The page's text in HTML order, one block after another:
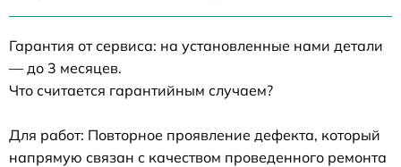
Гарантия от сервиса: на установленные нами детали
— до 3 месяцев.
Что считается гарантийным случаем?
Для работ: Повторное проявление дефекта, который
напрямую связан с качеством проведенного ремонта